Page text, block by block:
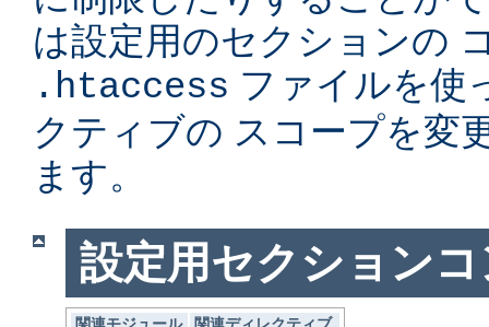
は設定用のセクションの
.htaccess ファイルを使
クティブの スコープを変
ます。
設定用セクション
関連モジュール
関連ディレクティブ